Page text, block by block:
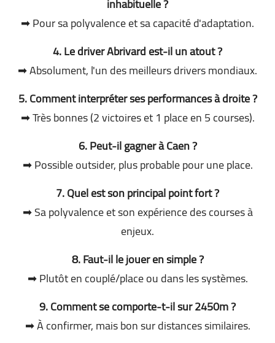
inhabituelle ?
➡ Pour sa polyvalence et sa capacité d'adaptation.
4. Le driver Abrivard est-il un atout ?
➡ Absolument, l'un des meilleurs drivers mondiaux.
5. Comment interpréter ses performances à droite ?
➡ Très bonnes (2 victoires et 1 place en 5 courses).
6. Peut-il gagner à Caen ?
➡ Possible outsider, plus probable pour une place.
7. Quel est son principal point fort ?
➡ Sa polyvalence et son expérience des courses à
enjeux.
8. Faut-il le jouer en simple ?
➡ Plutôt en couplé/place ou dans les systèmes.
9. Comment se comporte-t-il sur 2450m ?
➡ À confirmer, mais bon sur distances similaires.